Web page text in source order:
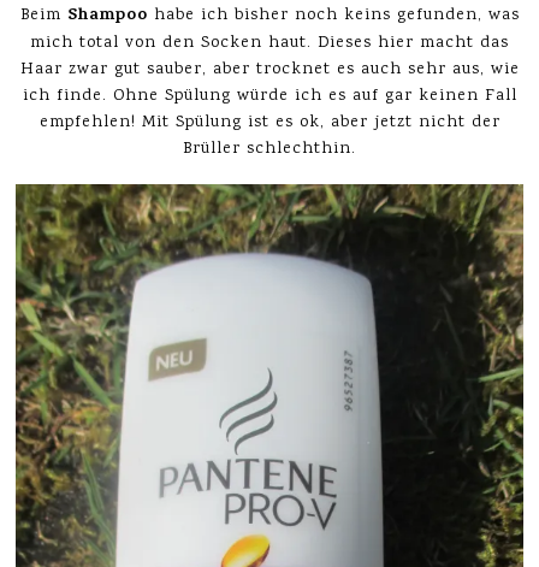
Beim Shampoo habe ich bisher noch keins gefunden, was
mich total von den Socken haut. Dieses hier macht das
Haar zwar gut sauber, aber trocknet es auch sehr aus, wie
ich finde. Ohne Spülung würde ich es auf gar keinen Fall
empfehlen! Mit Spülung ist es ok, aber jetzt nicht der
Brüller schlechthin.